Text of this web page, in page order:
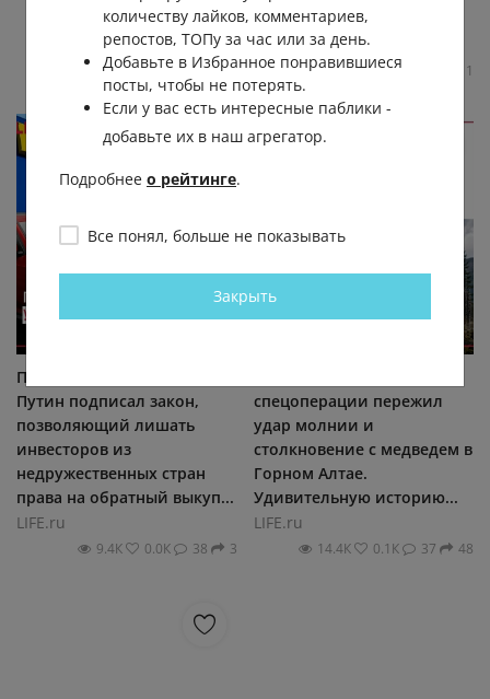
сообщают, что не могут...
LIFE.ru
4.4К 0.0К 11
Президент Владимир
Путин подписал закон,
позволяющий лишать
инвесторов из
недружественных стран
права на обратный выкуп...
LIFE.ru
9.4К 0.0К 38 3
спецоперации пережил
удар молнии и
столкновение с медведем в
Горном Алтае.
Удивительную историю...
LIFE.ru
14.4К 0.1К 37 48
количеству лайков, комментариев,
репостов, ТОПу за час или за день.
Добавьте в Избранное понравившиеся
посты, чтобы не потерять.
Если у вас есть интересные паблики -
добавьте их в наш агрегатор.
Подробнее о рейтинге.
Все понял, больше не показывать
Закрыть